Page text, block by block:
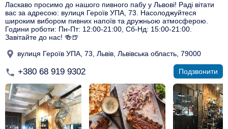
Ласкаво просимо до нашого пивного пабу у Львові! Раді вітати
вас за адресою: вулиця Героїв УПА, 73. Насолоджуйтеся
широким вибором пивних напоїв та дружньою атмосферою.
Години роботи: Пн-Пт: 12:00-21:00, Сб-Нд: 15:00-21:00.
Завітайте до нас! 🍻🍺
вулиця Героїв УПА, 73, Львів, Львівська область, 79000
+380 68 919 9302 Подзвонити